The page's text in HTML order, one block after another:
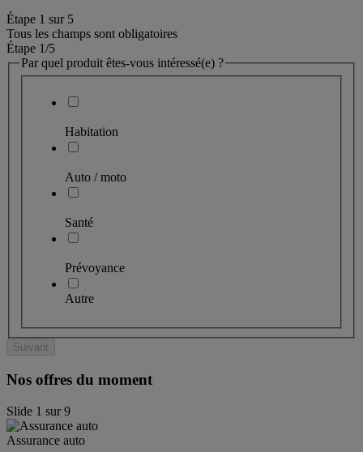
Étape 1 sur 5
Tous les champs sont obligatoires
Étape 1/5
Par quel produit êtes-vous intéressé(e) ?
Habitation
Auto / moto
Santé
Prévoyance
Autre
Suivant
Nos offres du moment
Slide 1 sur9
Assurance auto